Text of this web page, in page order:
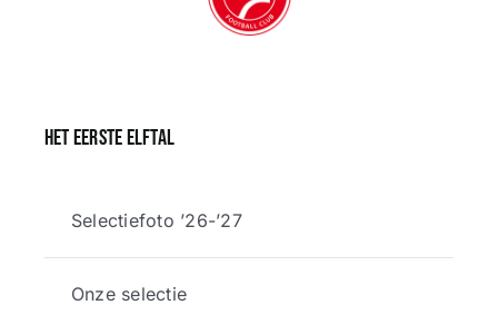
Het eerste elftal
Selectiefoto ’26-’27
Onze selectie